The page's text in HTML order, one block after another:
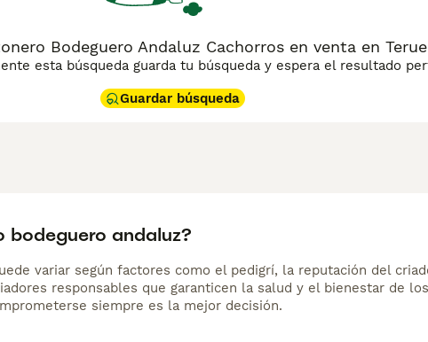
Bodeguero Andaluz Cachorros en venta en
esta búsqueda guarda tu búsqueda y espera el resultado
Guardar búsqueda
bodeguero andaluz?
variar según factores como el pedigrí, la reputación del
responsables que garanticen la salud y el bienestar de
siempre es la mejor decisión.